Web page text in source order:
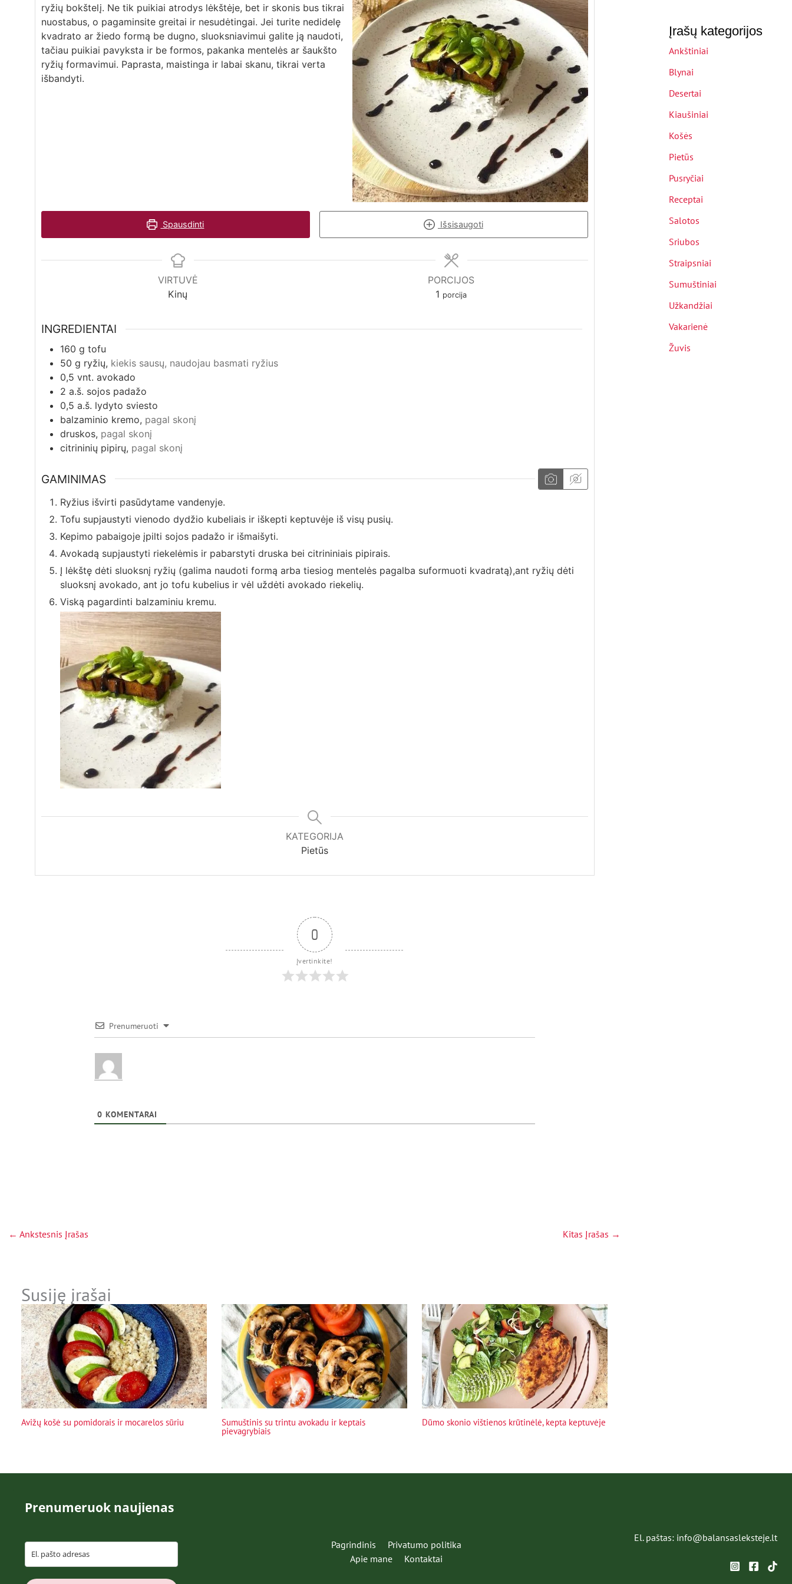
ryžių bokštelį. Ne tik puikiai atrodys lėkštėje, bet ir skonis bus tikrai
nuostabus, o pagaminsite greitai ir nesudėtingai. Jei turite nedidelę
kvadrato ar žiedo formą be dugno, sluoksniavimui galite ją naudoti,
tačiau puikiai pavyksta ir be formos, pakanka mentelės ar šaukšto
ryžių formavimui. Paprasta, maistinga ir labai skanu, tikrai verta
išbandyti.
Spausdinti Išsisaugoti
VIRTUVĖ
Kinų
PORCIJOS
1 porcija
INGREDIENTAI
160 g tofu
50 g ryžių, kiekis sausų, naudojau basmati ryžius
0,5 vnt. avokado
2 a.š. sojos padažo
0,5 a.š. lydyto sviesto
balzaminio kremo, pagal skonį
druskos, pagal skonį
citrininių pipirų, pagal skonį
GAMINIMAS
Ryžius išvirti pasūdytame vandenyje.
Tofu supjaustyti vienodo dydžio kubeliais ir iškepti keptuvėje iš visų pusių.
Kepimo pabaigoje įpilti sojos padažo ir išmaišyti.
Avokadą supjaustyti riekelėmis ir pabarstyti druska bei citrininiais pipirais.
Į lėkštę dėti sluoksnį ryžių (galima naudoti formą arba tiesiog mentelės pagalba suformuoti kvadratą),ant ryžių dėti
sluoksnį avokado, ant jo tofu kubelius ir vėl uždėti avokado riekelių.
Viską pagardinti balzaminiu kremu.
KATEGORIJA
Pietūs
0
Įvertinkite!
Prenumeruoti
0 KOMENTARAI
← Ankstesnis Įrašas Kitas Įrašas →
Susiję įrašai
Avižų košė su pomidorais ir mocarelos sūriu Sumuštinis su trintu avokadu ir keptais
pievagrybiais
Dūmo skonio vištienos krūtinėlė, kepta keptuvėje
Įrašų kategorijos
Ankštiniai
Blynai
Desertai
Kiaušiniai
Košės
Pietūs
Pusryčiai
Receptai
Salotos
Sriubos
Straipsniai
Sumuštiniai
Užkandžiai
Vakarienė
Žuvis
Prenumeruok naujienas
Pagrindinis
Privatumo politika
Apie mane
Kontaktai
El. paštas: info@balansasleksteje.lt